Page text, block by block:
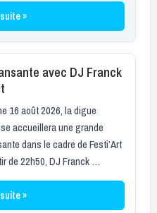
»
avec DJ Franck
16 août 2026, la digue
accueillera une grande
dans le cadre de Festi’Art
de 22h50, DJ Franck …
»